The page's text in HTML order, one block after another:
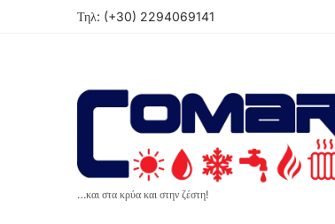
Τηλ: (+30) 2294069141
…και στα κρύα και στην ζέστη!